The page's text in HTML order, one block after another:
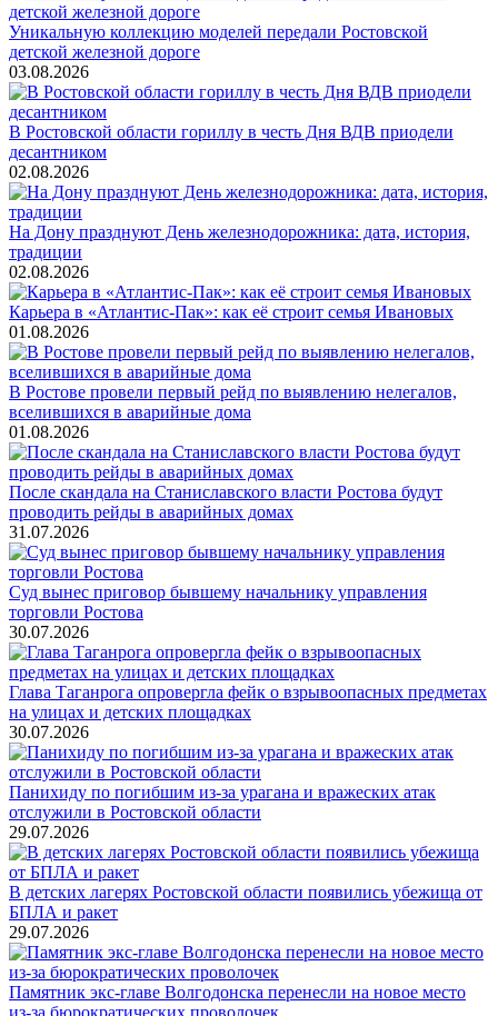
Уникальную коллекцию моделей передали Ростовской
детской железной дороге
03.08.2026
В Ростовской области гориллу в честь Дня ВДВ приодели
десантником
02.08.2026
На Дону празднуют День железнодорожника: дата, история,
традиции
02.08.2026
Карьера в «Атлантис-Пак»: как её строит семья Ивановых
01.08.2026
В Ростове провели первый рейд по выявлению нелегалов,
вселившихся в аварийные дома
01.08.2026
После скандала на Станиславского власти Ростова будут
проводить рейды в аварийных домах
31.07.2026
Суд вынес приговор бывшему начальнику управления
торговли Ростова
30.07.2026
Глава Таганрога опровергла фейк о взрывоопасных предметах
на улицах и детских площадках
30.07.2026
Панихиду по погибшим из-за урагана и вражеских атак
отслужили в Ростовской области
29.07.2026
В детских лагерях Ростовской области появились убежища от
БПЛА и ракет
29.07.2026
Памятник экс-главе Волгодонска перенесли на новое место
из-за бюрократических проволочек